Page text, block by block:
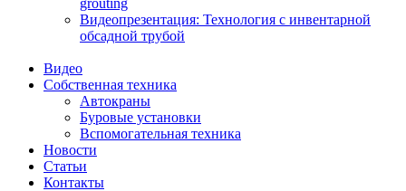
grouting
Видеопрезентация: Технология с инвентарной
обсадной трубой
Видео
Собственная техника
Автокраны
Буровые установки
Вспомогательная техника
Новости
Статьи
Контакты